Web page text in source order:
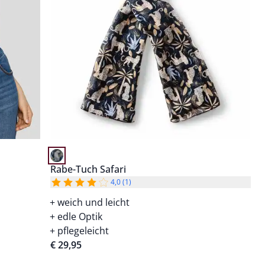
Rabe-Tuch Safari
4,0 (1)
weich und leicht
edle Optik
pflegeleicht
€ 29,95